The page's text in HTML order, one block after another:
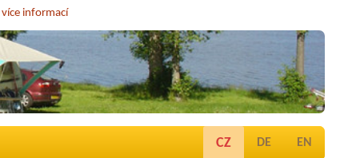
více informací
CZ DE EN